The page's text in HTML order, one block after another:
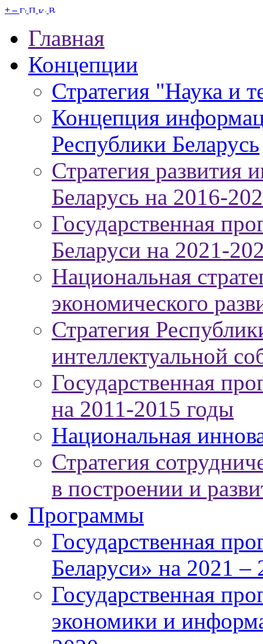
+ –
Главная
Концепции
Стратегия "Наука и
Концепция
Республики Беларусь
Стратегия развития
Беларусь на 2016-
Государственная
Беларуси на 2021-
Национальная
экономического
Стратегия
интеллектуальной
Государственная
на 2011-2015 годы
Национальная
Стратегия
в построении и
Программы
Государственная
Беларуси» на 2021 –
Государственная
экономики и